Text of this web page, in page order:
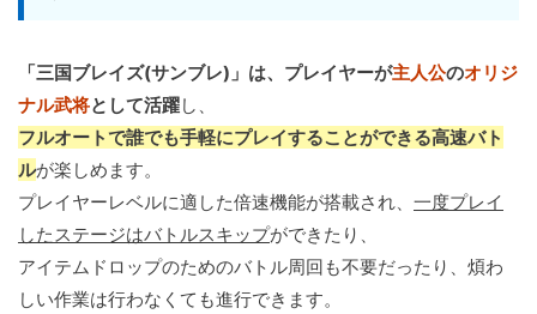
「三国ブレイズ(サンブレ)」は、プレイヤーが主人公のオリジ
ナル武将として活躍し、
フルオートで誰でも手軽にプレイすることができる高速バト
ルが楽しめます。
プレイヤーレベルに適した倍速機能が搭載され、 一度プレイ
したステージはバトルスキップができたり、
アイテムドロップのためのバトル周回も不要だったり、煩わ
しい作業は行わなくても進行できます。